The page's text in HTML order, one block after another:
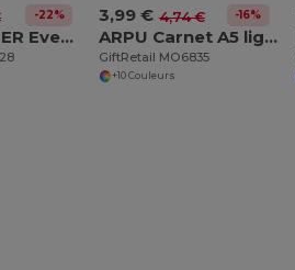
-22%
FANNY PAPER Eventail en bambou
3,99 € 4,74 € -16%
ARPU Carnet A5 ligné en PU recyclé
GiftRetail MO6835
+10 Couleurs